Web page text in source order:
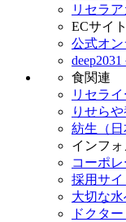
リセラ
ECサイト
公式オ
食関連
リセラ
りせら
紡生（日
インフォ
コーポレ
採用サイ
大切な水
ドクタ